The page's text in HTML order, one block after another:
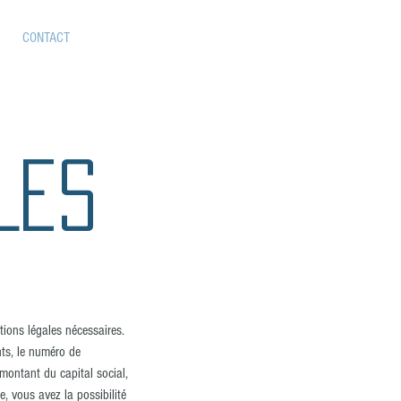
CONTACT
légales nécessaires.
le numéro de
du capital social,
vous avez la possibilité